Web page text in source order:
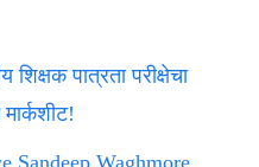
पात्रता परीक्षेचा
Sandeep Waghmore